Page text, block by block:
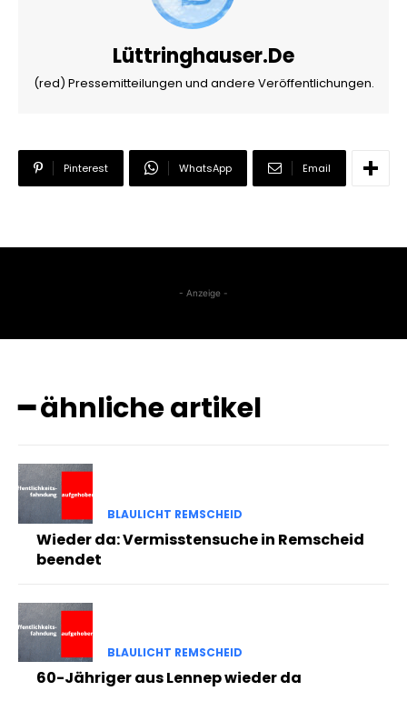
Lüttringhauser.de
(red) Pressemitteilungen und andere Veröffentlichungen.
Pinterest WhatsApp Email
- Anzeige -
━ ähnliche artikel
BLAULICHT REMSCHEID
Wieder da: Vermisstensuche in Remscheid
beendet
BLAULICHT REMSCHEID
60-Jähriger aus Lennep wieder da